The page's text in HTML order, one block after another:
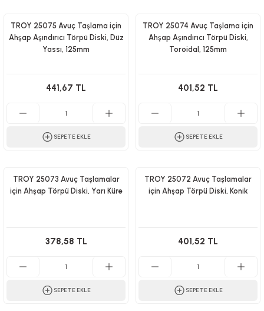
TROY 25075 Avuç Taşlama için
Ahşap Aşındırıcı Törpü Diski, Düz
Yassı, 125mm
441,67 TL
SEPETE EKLE
TROY 25074 Avuç Taşlama için
Ahşap Aşındırıcı Törpü Diski,
Toroidal, 125mm
401,52 TL
SEPETE EKLE
TROY 25073 Avuç Taşlamalar
için Ahşap Törpü Diski, Yarı Küre
378,58 TL
SEPETE EKLE
TROY 25072 Avuç Taşlamalar
için Ahşap Törpü Diski, Konik
401,52 TL
SEPETE EKLE